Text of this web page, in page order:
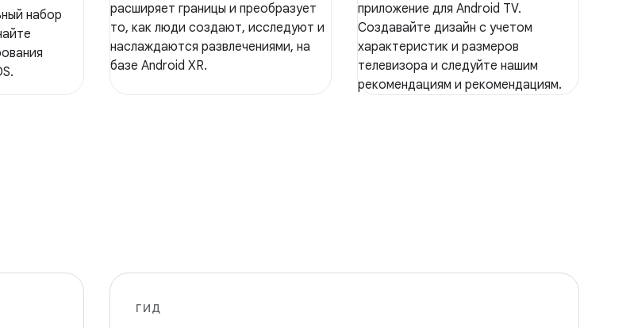
набор
расширяет границы и преобразует
то, как люди создают, исследуют и
наслаждаются развлечениями, на
базе Android XR.
приложение для Android TV.
Создавайте дизайн с учетом
характеристик и размеров
телевизора и следуйте нашим
рекомендациям и рекомендациям.
ГИД